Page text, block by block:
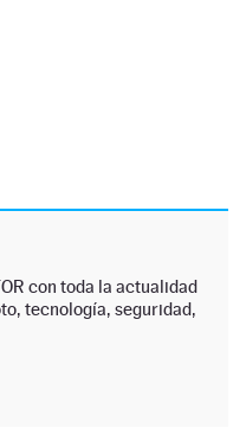
con toda la actualidad
tecnología, seguridad,